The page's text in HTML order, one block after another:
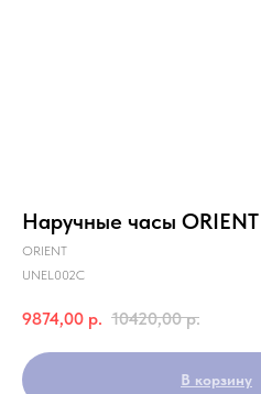
Наручные часы
ORIENT
UNEL002C
9874,00 р. 10420,00 р.
В корзину